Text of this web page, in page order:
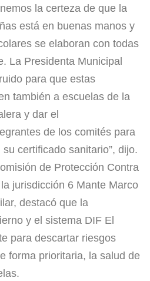
la certeza de que la
está en buenas manos y
se elaboran con todas
La Presidenta Municipal
para que estas
también a escuelas de la
y dar el
de los comités para
certificado sanitario”, dijo.
de Protección Contra
jurisdicción 6 Mante Marco
destacó que la
y el sistema DIF El
para descartar riesgos
forma prioritaria, la salud de